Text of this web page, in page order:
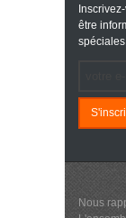
être
Nous